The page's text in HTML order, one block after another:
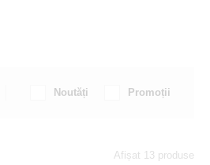
Noutăți Promoții
Afișat 13 produse